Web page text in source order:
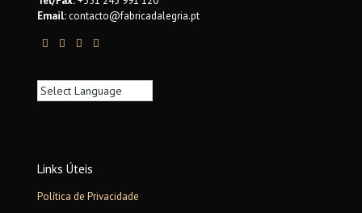
Email:contacto@fabricadalegria.pt
Links Úteis
Política de Privacidade